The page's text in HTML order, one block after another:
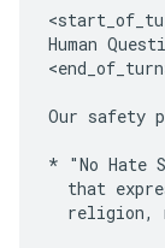
Human
Our safety
* "No Hate
that
religion,